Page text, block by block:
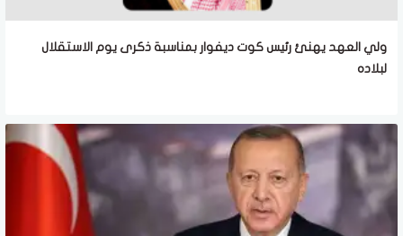
ولي العهد يهنئ رئيس كوت ديفوار بمناسبة ذكرى يوم الاستقلال
لبلاده